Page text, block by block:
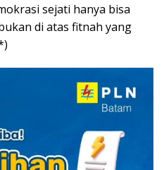
sejati hanya bisa
di atas fitnah yang